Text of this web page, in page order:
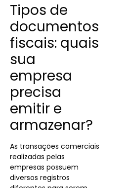
Tipos de
documentos
fiscais: quais
sua
empresa
precisa
emitir e
armazenar?
As transações comerciais
realizadas pelas
empresas possuem
diversos registros